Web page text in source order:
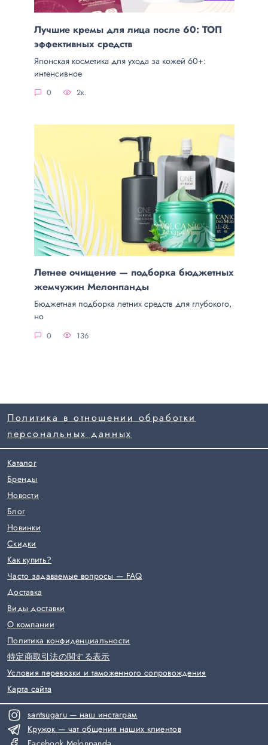
Лучшие кремы для лица после 60: ТОП
эффективных средств
Японская косметика для ухода за кожей 60+:
интенсивное
0 2к.
Летнее очищение — подборка бюджетных
жемчужин Мелонпанды
Бюджетная подборка летних средств для глубокого,
но
0 136
santsugaru — наш инстаграм
Кружок — чат общения наших клиентов
Политика в отношении обработки
персональных данных
Каталог
Бренды
Новости
Блог
Новинки
Скидки
Как купить?
Часто задаваемые вопросы — FAQ
Доставка
Виды доставки
О компании
Политика конфиденциальности
特定商取引法の関する表示
Условия перевозки и таможенного сопровождения
Карта сайта